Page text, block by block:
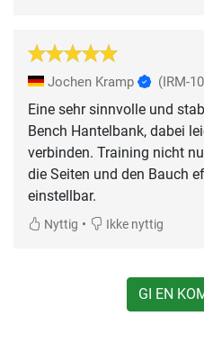
Jochen Kramp (IRM-
Eine sehr sinnvolle und
Bench Hantelbank, dabei
verbinden. Training nicht
die Seiten und den Bauch
einstellbar.
Nyttig • Ikke nyttig
GI EN